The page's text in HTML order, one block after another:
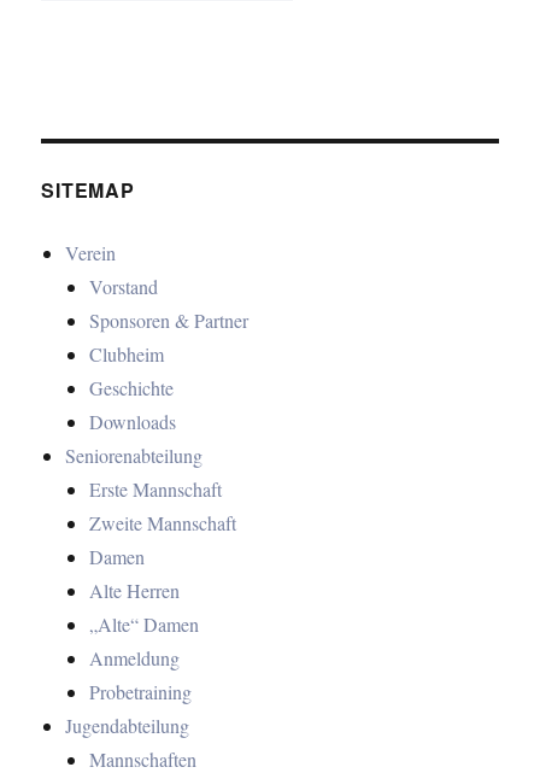
SITEMAP
Verein
Vorstand
Sponsoren & Partner
Clubheim
Geschichte
Downloads
Seniorenabteilung
Erste Mannschaft
Zweite Mannschaft
Damen
Alte Herren
„Alte“ Damen
Anmeldung
Probetraining
Jugendabteilung
Mannschaften